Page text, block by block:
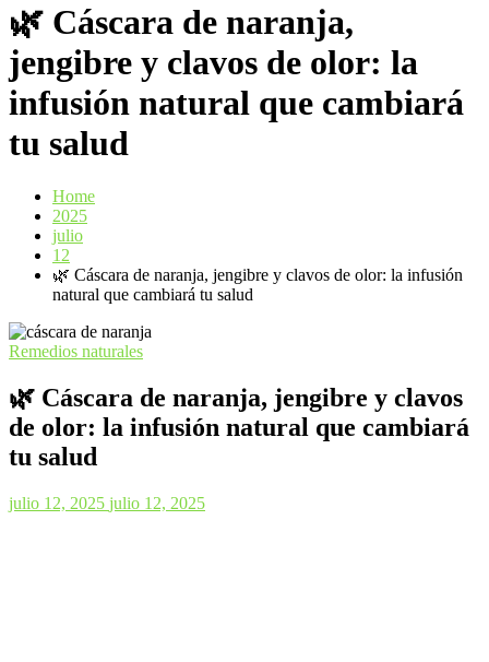
🌿 Cáscara de naranja,
jengibre y clavos de olor: la
infusión natural que cambiará
tu salud
Home
2025
julio
12
🌿 Cáscara de naranja, jengibre y clavos de olor: la infusión
natural que cambiará tu salud
Remedios naturales
🌿 Cáscara de naranja, jengibre y clavos
de olor: la infusión natural que cambiará
tu salud
julio 12, 2025 julio 12, 2025